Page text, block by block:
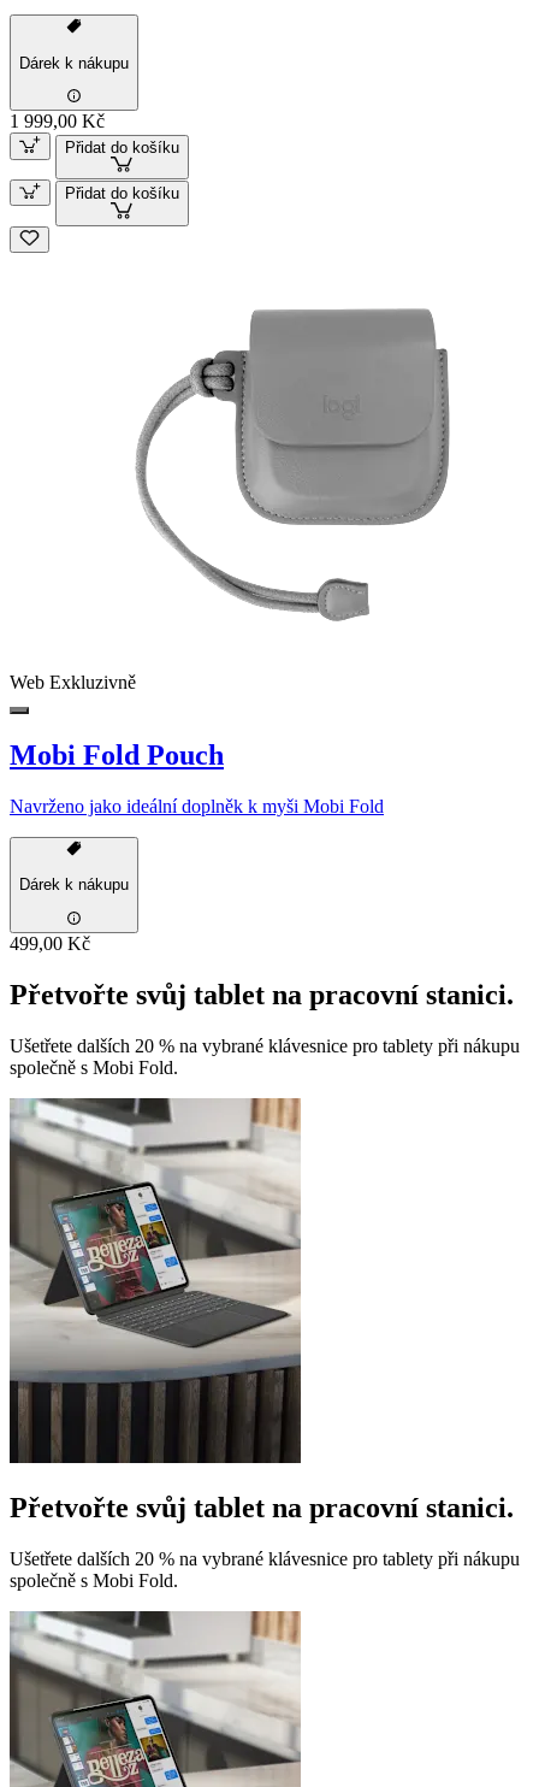
Dárek k nákupu
1 999,00 Kč
Přidat do košíku
Přidat do košíku
Web Exkluzivně
Mobi Fold Pouch
Navrženo jako ideální doplněk k myši Mobi Fold
Dárek k nákupu
499,00 Kč
Přetvořte svůj tablet na pracovní stanici.
Ušetřete dalších 20 % na vybrané klávesnice pro tablety při nákupu
společně s Mobi Fold.
Přetvořte svůj tablet na pracovní stanici.
Ušetřete dalších 20 % na vybrané klávesnice pro tablety při nákupu
společně s Mobi Fold.